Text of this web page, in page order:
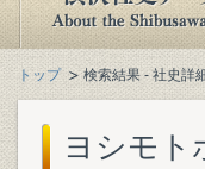
トップ 検索結果 - 社史詳
ヨシモト